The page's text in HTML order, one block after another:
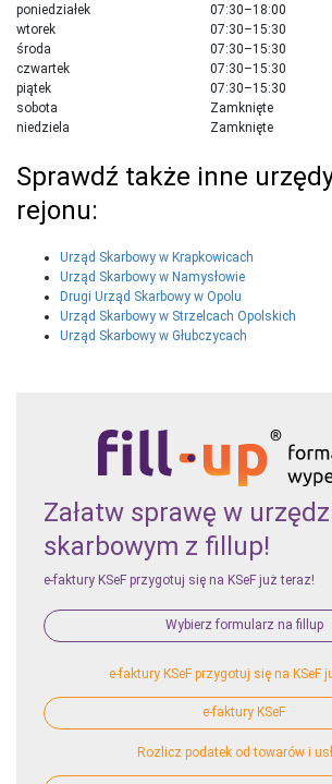
poniedziałek
07:30–18:00
wtorek
07:30–15:30
środa
07:30–15:30
czwartek
07:30–15:30
piątek
07:30–15:30
sobota
Zamknięte
niedziela
Zamknięte
Sprawdź także inne
rejonu:
Urząd Skarbowy w Krapkowicach
Urząd Skarbowy w Namysłowie
Drugi Urząd Skarbowy w Opolu
Urząd Skarbowy w Strzelcach Opolskich
Urząd Skarbowy w Głubczycach
Załatw sprawę w
skarbowym z fillup!
e-faktury KSeF przygotuj się na KSeF już teraz!
Wybierz formularz na fillup
e-faktury KSeF przygotuj się na KSeF
e-faktury KSeF
Rozlicz podatek od towarów i